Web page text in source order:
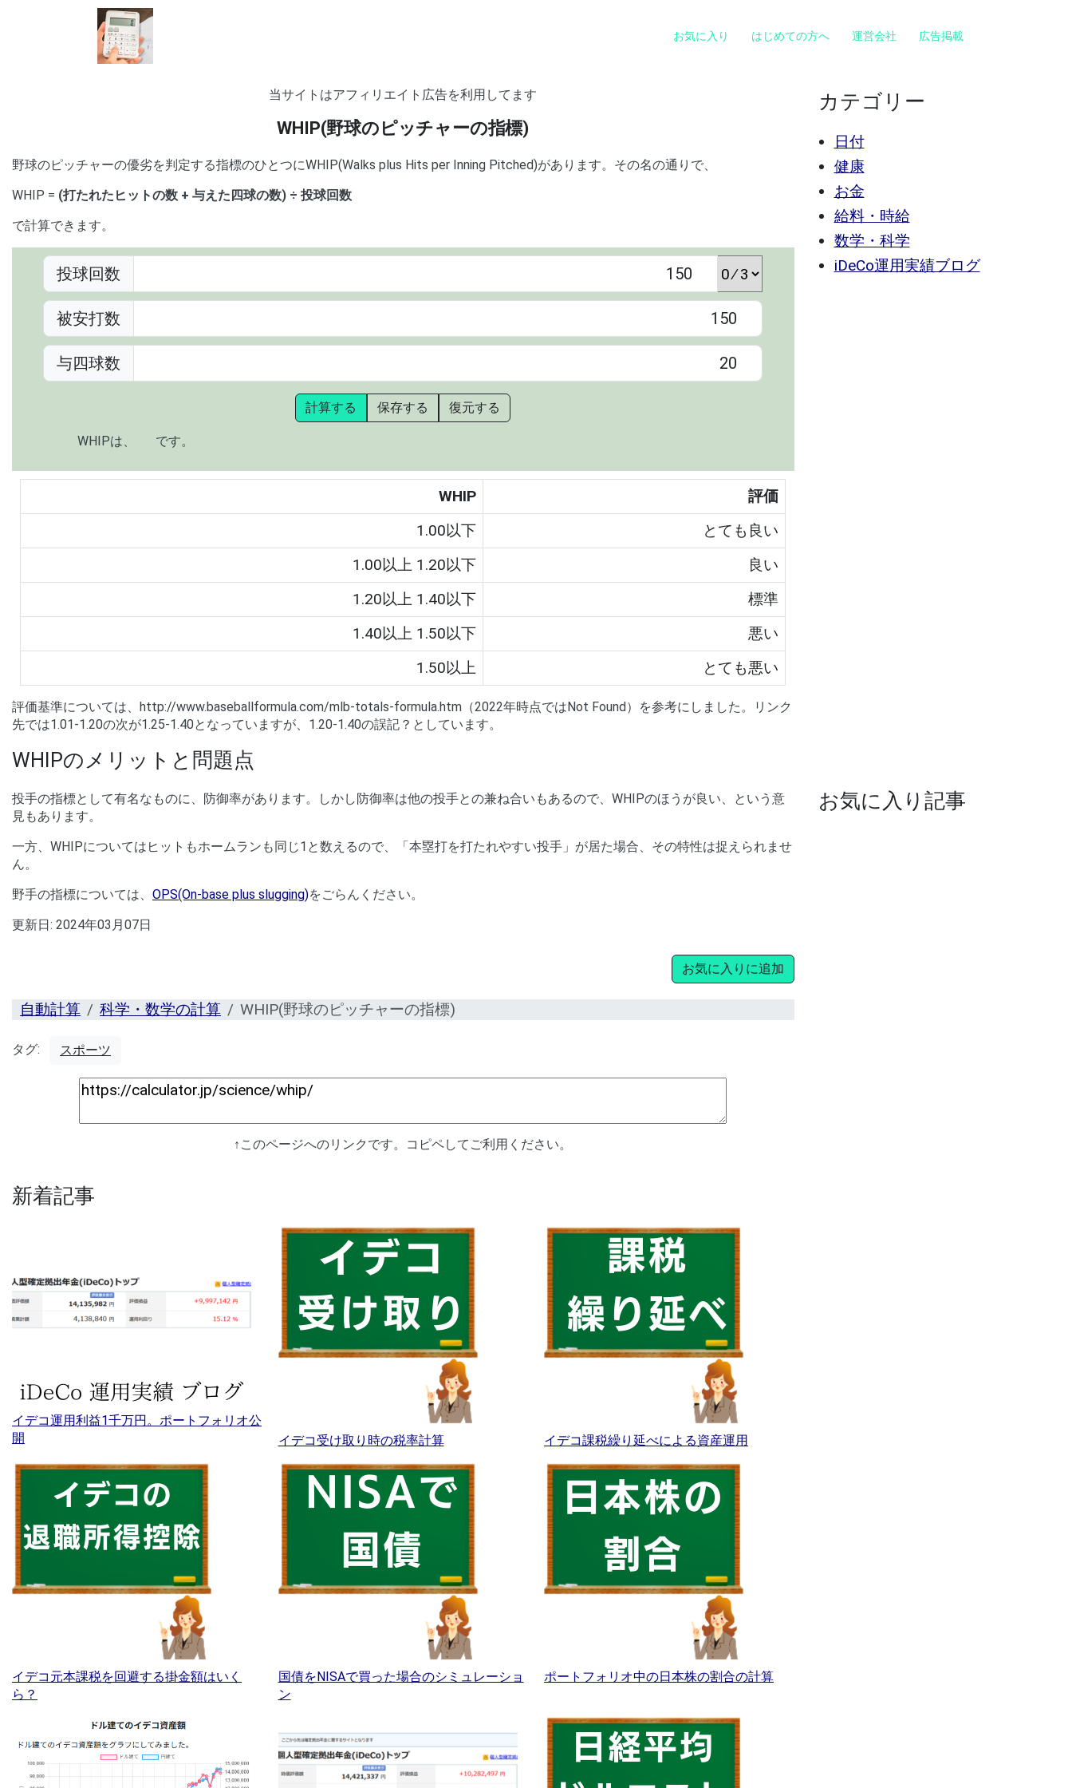
お気に入り はじめての方へ 運営会社 広告掲載
当サイトはアフィリエイト広告を利用してます
WHIP(野球のピッチャーの指標)
野球のピッチャーの優劣を判定する指標のひとつにWHIP(Walks plus Hits per Inning Pitched)があります。その名の通りで、
WHIP = (打たれたヒットの数 + 与えた四球の数) ÷ 投球回数
で計算できます。
投球回数
被安打数
与四球数
計算する 保存する 復元する
WHIPは、 です。
WHIP
評価
1.00以下
とても良い
1.00以上 1.20以下
良い
1.20以上 1.40以下
標準
1.40以上 1.50以下
悪い
1.50以上
とても悪い
評価基準については、http://www.baseballformula.com/mlb-totals-formula.htm（2022年時点ではNot Found）を参考にしました。リンク
先では1.01-1.20の次が1.25-1.40となっていますが、1.20-1.40の誤記？としています。
WHIPのメリットと問題点
投手の指標として有名なものに、防御率があります。しかし防御率は他の投手との兼ね合いもあるので、WHIPのほうが良い、という意
見もあります。
一方、WHIPについてはヒットもホームランも同じ1と数えるので、「本塁打を打たれやすい投手」が居た場合、その特性は捉えられませ
ん。
野手の指標については、 OPS(On-base plus slugging)をごらんください。
更新日: 2024年03月07日
お気に入りに追加
自動計算 科学・数学の計算 WHIP(野球のピッチャーの指標)
タグ: スポーツ
↑このページへのリンクです。コピペしてご利用ください。
新着記事
イデコ運用利益1千万円。ポートフォリオ公
開
イデコ受け取り時の税率計算 イデコ課税繰り延べによる資産運用
イデコ元本課税を回避する掛金額はいく
ら？
国債をNISAで買った場合のシミュレーショ
ン
ポートフォリオ中の日本株の割合の計算
カテゴリー
日付
健康
お金
給料・時給
数学・科学
iDeCo運用実績ブログ
お気に入り記事